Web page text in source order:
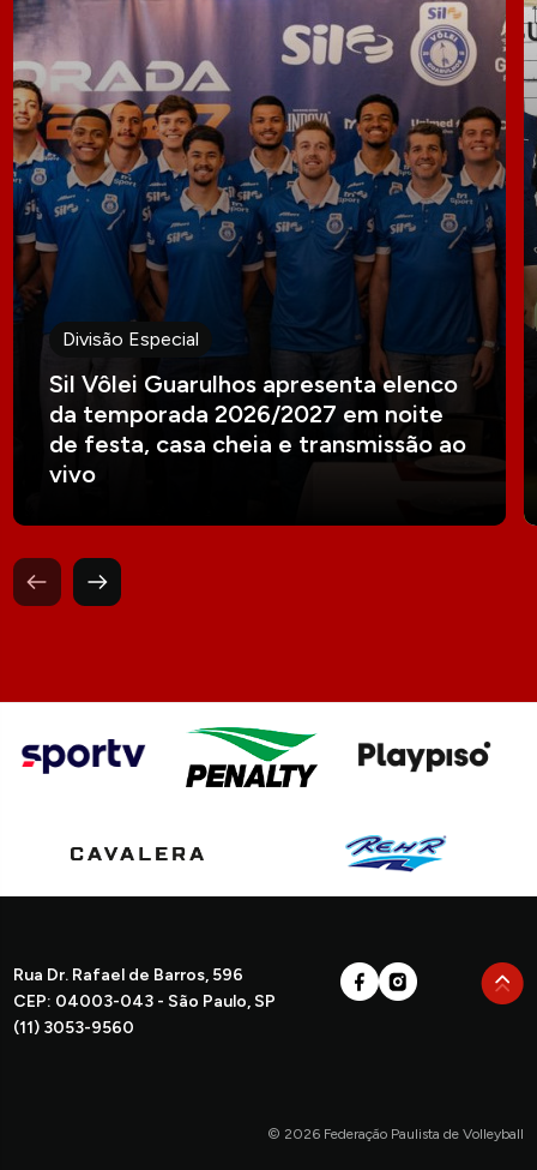
Divisão Especial
Sil Vôlei Guarulhos apresenta elenco
da temporada 2026/2027 em noite
de festa, casa cheia e transmissão ao
vivo
Rua Dr. Rafael de Barros, 596
CEP: 04003-043 - São Paulo, SP
(11) 3053-9560
© 2026 Federação Paulista de Volleyball